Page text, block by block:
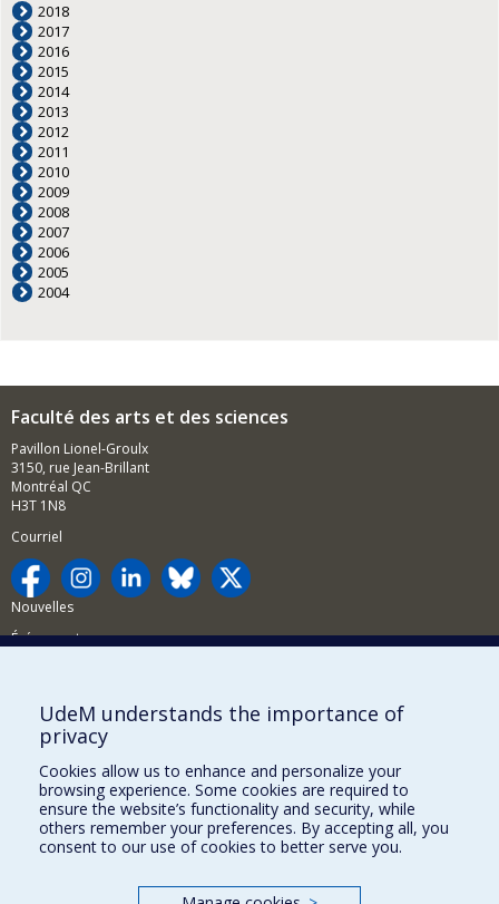
2018
2017
2016
2015
2014
2013
2012
2011
2010
2009
2008
2007
2006
2005
2004
Faculté des arts et des sciences
Pavillon Lionel-Groulx
3150, rue Jean-Brillant
Montréal QC
H3T 1N8
Courriel
Nouvelles
Événements
BESOIN D'AIDE?
Plan du site
Signaler une erreur
Accessibilité
FACULTÉ DES ARTS ET DES SCIENCES
Nos départements et écoles
UdeM understands the importance of
privacy
Cookies allow us to enhance and personalize your
browsing experience. Some cookies are required to
ensure the website’s functionality and security, while
others remember your preferences. By accepting all, you
consent to our use of cookies to better serve you.